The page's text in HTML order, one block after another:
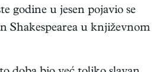
godine u jesen pojavio se
Shakespearea u književnom